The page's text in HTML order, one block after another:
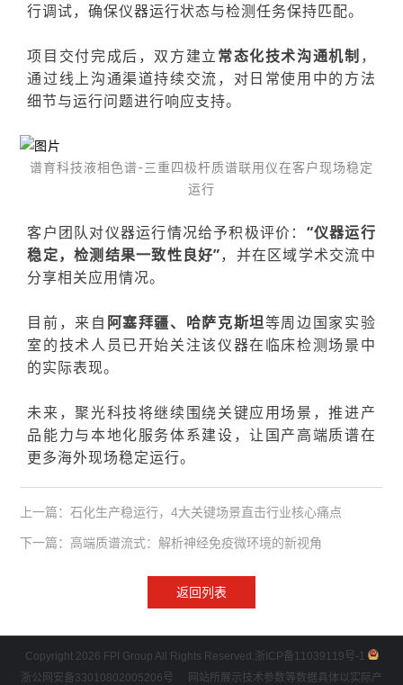
行调试，确保仪器运行状态与检测任务保持匹配。
项目交付完成后，双方建立常态化技术沟通机制 ，
通过线上沟通渠道持续交流，对日常使用中的方法
细节与运行问题进行响应支持。
谱育科技液相色谱-三重四极杆质谱联用仪在客户现场稳定
运行
客户团队对仪器运行情况给予积极评价： “仪器运行
稳定，检测结果一致性良好”，并在区域学术交流中
分享相关应用情况。
目前，来自 阿塞拜疆、哈萨克斯坦等周边国家实验
室的技术人员已开始关注该仪器在临床检测场景中
的实际表现。
未来，聚光科技将继续围绕关键应用场景，推进产
品能力与本地化服务体系建设，让国产高端质谱在
更多海外现场稳定运行。
上一篇：石化生产稳运行，4大关键场景直击行业核心痛点
下一篇：高端质谱流式：解析神经免疫微环境的新视角
返回列表
Copyright 2026 FPI Group All Rights Reserved.浙ICP备11039119号-1
浙公网安备33010802005206号
网站所展示技术参数等数据具体以实际产